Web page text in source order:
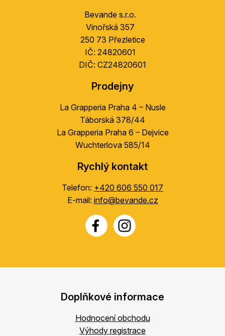
c
í
p
r
v
k
y
v
ý
p
i
s
u
Bevande s.r.o.
Vinořská 357
250 73 Přezletice
IČ: 24820601
DIČ: CZ24820601
Prodejny
La Grapperia Praha 4 – Nusle
Táborská 378/44
La Grapperia Praha 6 – Dejvice
Wuchterlova 585/14
Rychlý kontakt
Telefon: +420 606 550 017
E-mail: info@bevande.cz
Doplňkové informace
Hodnocení obchodu
Výhody registrace